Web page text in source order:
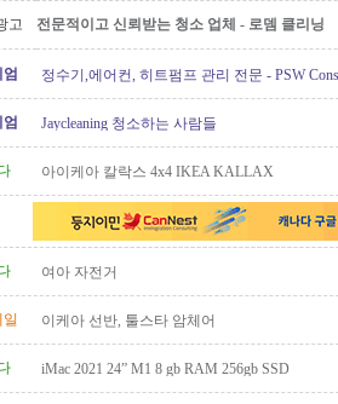
고 전문적이고 신뢰받는 청소 업체 - 로뎀 클리닝
정수기,에어컨, 히트펌프 관리 전문 - PSW
Jaycleaning 청소하는 사람들
아이케아 칼락스 4x4 IKEA KALLAX
여아 자전거
이케아 선반, 툴스타 암체어
iMac 2021 24” M1 8 gb RAM 256gb SSD